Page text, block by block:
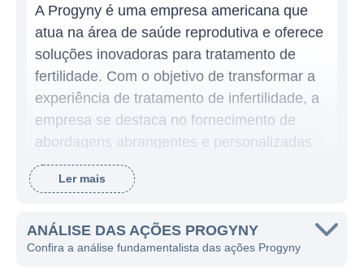
A Progyny é uma empresa americana que
atua na área de saúde reprodutiva e oferece
soluções inovadoras para tratamento de
fertilidade. Com o objetivo de transformar a
experiência de tratamento de infertilidade, a
empresa se destaca no fornecimento de
abordagens abrangentes e personalizadas
para indivíduos e casais que enfrentam
dificuldades para conceber. Desde sua
a maneira como o tratamento de fertilidade é
realizado, promovendo um entendimento
Ler mais
ANÁLISE DAS AÇÕES PROGYNY
Confira a análise fundamentalista das ações Progyny